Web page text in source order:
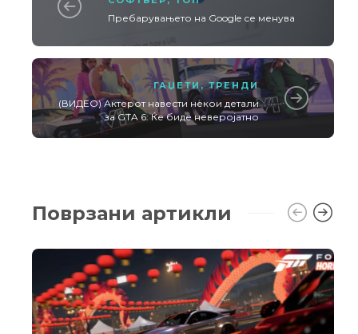
Пребарувањето на Google се менува
ГАЏЕТИ,ТРЕНДИ
(ВИДЕО) Актерот навести некои детали
за GTA 6: Ќе биде неверојатно
Поврзани артикли